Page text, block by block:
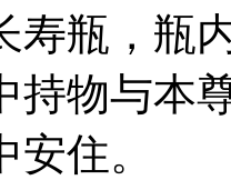
寿瓶，瓶
持物与本
住。